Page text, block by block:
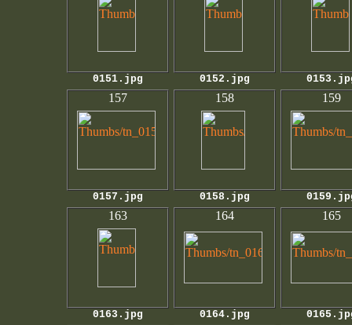
0151.jpg 0152.jpg
157
0157.jpg
158
0158.jpg
159
163
0163.jpg
164
0164.jpg
165